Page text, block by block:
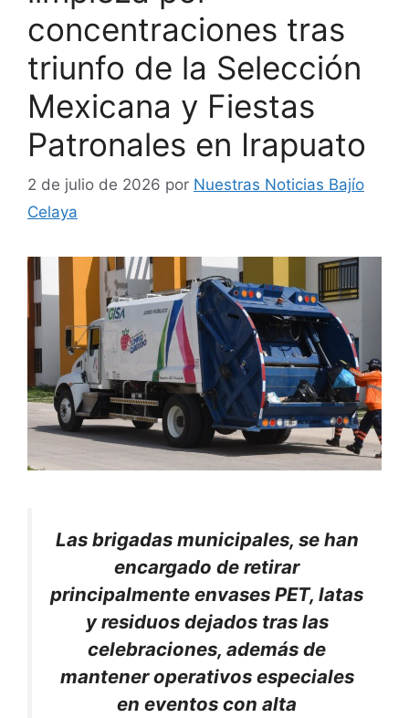
concentraciones tras
triunfo de la Selección
Mexicana y Fiestas
Patronales en Irapuato
2 de julio de 2026 por Nuestras Noticias Bajío
Celaya
Las brigadas municipales, se han
encargado de retirar
principalmente envases PET, latas
y residuos dejados tras las
celebraciones, además de
mantener operativos especiales
en eventos con alta